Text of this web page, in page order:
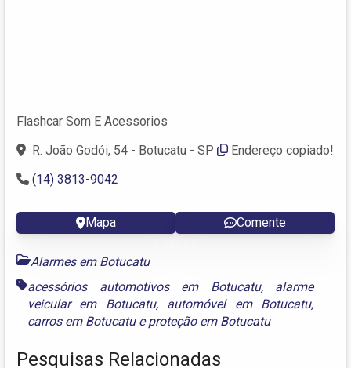
Flashcar Som E Acessorios
R. João Godói, 54 - Botucatu - SP
Endereço copiado!
(14) 3813-9042
Mapa Comente
Alarmes em Botucatu
acessórios automotivos em Botucatu, alarme
veicular em Botucatu, automóvel em Botucatu,
carros em Botucatueproteção em Botucatu
Pesquisas Relacionadas